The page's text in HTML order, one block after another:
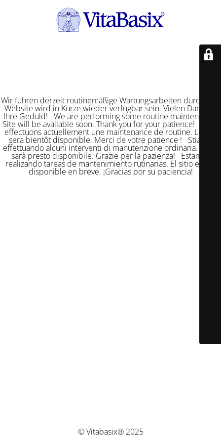
Wir führen derzeit routinemäßige Wartungsarbeiten durch. Die
Website wird in Kürze wieder verfügbar sein. Vielen Dank für
Ihre Geduld! We are performing some routine maintenance.
Site will be available soon. Thank you for your patience! Nous
effectuons actuellement une maintenance de routine. Le site
sera bientôt disponible. Merci de votre patience ! Stiamo
effettuando alcuni interventi di manutenzione ordinaria. Il sito
sarà presto disponibile. Grazie per la pazienza! Estamos
realizando tareas de mantenimiento rutinarias. El sitio estará
disponible en breve. ¡Gracias por su paciencia!
© Vitabasix® 2025